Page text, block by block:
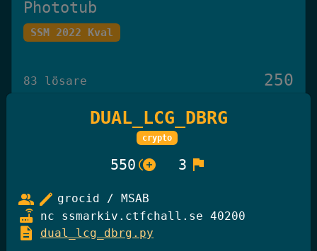
Phototub
SSM 2022 Kval
83 lösare 250
Det Omöjliga Spelet
Knäck Koden 2025
27 lösare
DUAL_LCG_DBRG
crypto
550 control_point_duplicate 3 flag
group edit grocid / MSAB
router nc ssmarkiv.ctfchall.se 40200
description dual_lcg_dbrg.py